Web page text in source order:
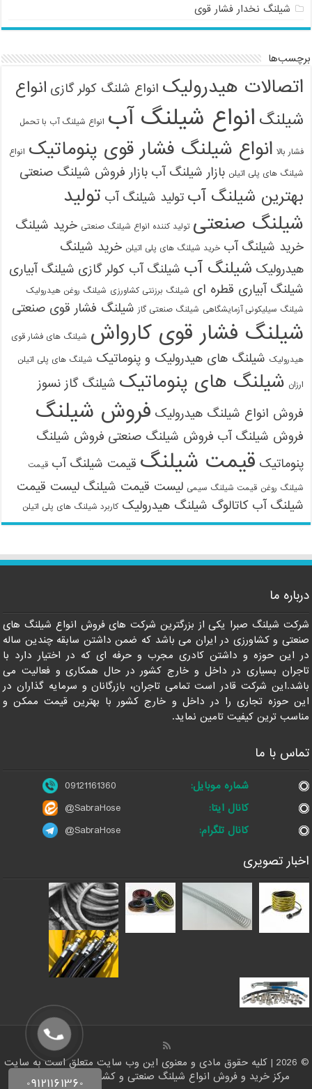
شیلنگ نخدار فشار قوی
برچسب‌ها
اتصالات هیدرولیک انواع شلنگ کولر گازی انواع
شیلنگ انواع شیلنگ آب انواع شیلنگ آب با تحمل
فشار بالا انواع شیلنگ فشار قوی پنوماتیک انواع
شیلنگ های پلی اتیلن بازار شیلنگ آب بازار فروش شیلنگ صنعتی
بهترین شیلنگ آب تولید شیلنگ آب تولید
شیلنگ صنعتی تولید کننده انواع شیلنگ صنعتی خرید شیلنگ
خرید شیلنگ آب خرید شیلنگ های پلی اتیلن خرید شیلنگ
هیدرولیک شیلنگ آب شیلنگ آب کولر گازی شیلنگ آبیاری
شیلنگ آبیاری قطره ای شیلنگ برزنتی کشاورزی شیلنگ روغن هیدرولیک
شیلنگ سیلیکونی آزمایشگاهی شیلنگ صنعتی گاز شیلنگ فشار قوی صنعتی
شیلنگ فشار قوی کارواش شیلنگ های فشار قوی
هیدرولیک شیلنگ های هیدرولیک و پنوماتیک شیلنگ های پلی اتیلن
ارزان شیلنگ های پنوماتیک شیلنگ گاز نسوز
فروش انواع شیلنگ هیدرولیک فروش شیلنگ
فروش شیلنگ آب فروش شیلنگ صنعتی فروش شیلنگ
پنوماتیک قیمت شیلنگ قیمت شیلنگ آب قیمت
شیلنگ روغن قیمت شیلنگ سیمی لیست قیمت شیلنگ لیست قیمت
شیلنگ آب کاتالوگ شیلنگ هیدرولیک کاربرد شیلنگ های پلی اتیلن
درباره ما
شرکت شیلنگ صبرا یکی از بزرگترین شرکت های فروش انواع شیلنگ های
صنعتی و کشاورزی در ایران می باشد که ضمن داشتن سابقه چندین ساله
در این حوزه و داشتن کادری مجرب و حرفه ای که در اختیار دارد با
تاجران بسیاری در داخل و خارج کشور در حال همکاری و فعالیت می
باشد.این شرکت قادر است تمامی تاجران، بازرگانان و سرمایه گذاران در
این حوزه تجاری را در داخل و خارج کشور با بهترین قیمت ممکن و
مناسب ترین کیفیت تامین نماید.
تماس با ما
شماره موبایل:
09121161360
کانال ایتا:
@SabraHose
کانال تلگرام:
@SabraHose
اخبار تصویری
© 2026 | کلیه حقوق مادی و معنوی این وب سایت متعلق است به سایت
مرکز خرید و فروش انواع شیلنگ صنعتی و کشاورزی | ایران شلنگ
09121161360